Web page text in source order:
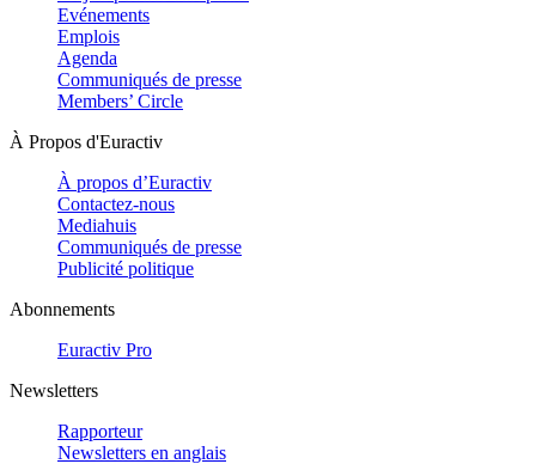
Evénements
Emplois
Agenda
Communiqués de presse
Members’ Circle
À Propos d'Euractiv
À propos d’Euractiv
Contactez-nous
Mediahuis
Communiqués de presse
Publicité politique
Abonnements
Euractiv Pro
Newsletters
Rapporteur
Newsletters en anglais